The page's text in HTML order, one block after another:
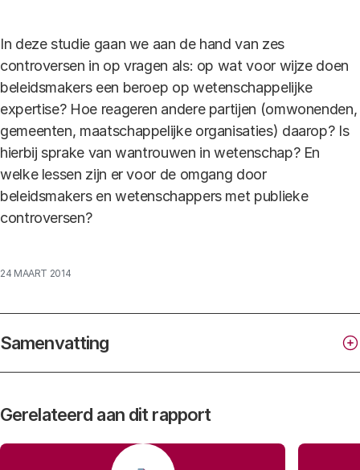
In deze studie gaan we aan de hand van zes
controversen in op vragen als: op wat voor wijze doen
beleidsmakers een beroep op wetenschappelijke
expertise? Hoe reageren andere partijen (omwonenden,
gemeenten, maatschappelijke organisaties) daarop? Is
hierbij sprake van wantrouwen in wetenschap? En
welke lessen zijn er voor de omgang door
beleidsmakers en wetenschappers met publieke
controversen?
24 MAART 2014
Samenvatting
Gerelateerd aan dit rapport